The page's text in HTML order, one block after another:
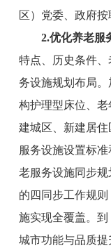
区）党委、政府按
2.优化养老服
特点、历史条件
务设施规划布局
构护理型床位、
建城区、新建居
服务设施设置标
老服务设施同步
的四同步工作规
施实现全覆盖。到
城市功能与品质提